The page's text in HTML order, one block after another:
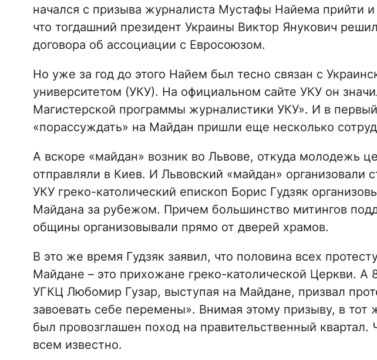
начался с призыва журналиста Мустафы Найема прийти
что тогдашний президент Украины Виктор Янукович
договора об ассоциации с Евросоюзом.
Но уже за год до этого Найем был тесно связан с
университетом (УКУ). На официальном сайте УКУ он
Магистерской программы журналистики УКУ». И в
«порассуждать» на Майдан пришли еще несколько
А вскоре «майдан» возник во Львове, откуда молодежь
отправляли в Киев. И Львовский «майдан» организовали
УКУ греко-католический епископ Борис Гудзяк
Майдана за рубежом. Причем большинство митингов
общины организовывали прямо от дверей храмов.
В это же время Гудзяк заявил, что половина всех
Майдане – это прихожане греко-католической Церкви. А
УГКЦ Любомир Гузар, выступая на Майдане, призвал
завоевать себе перемены». Внимая этому призыву, в
был провозглашен поход на правительственный квартал.
всем известно.